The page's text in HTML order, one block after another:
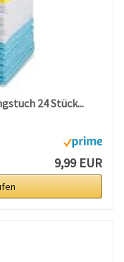
24 Stück...
9,99 EUR